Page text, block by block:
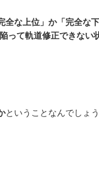
な上位」か「完全な
って軌道修正できない
ということなんでしょ